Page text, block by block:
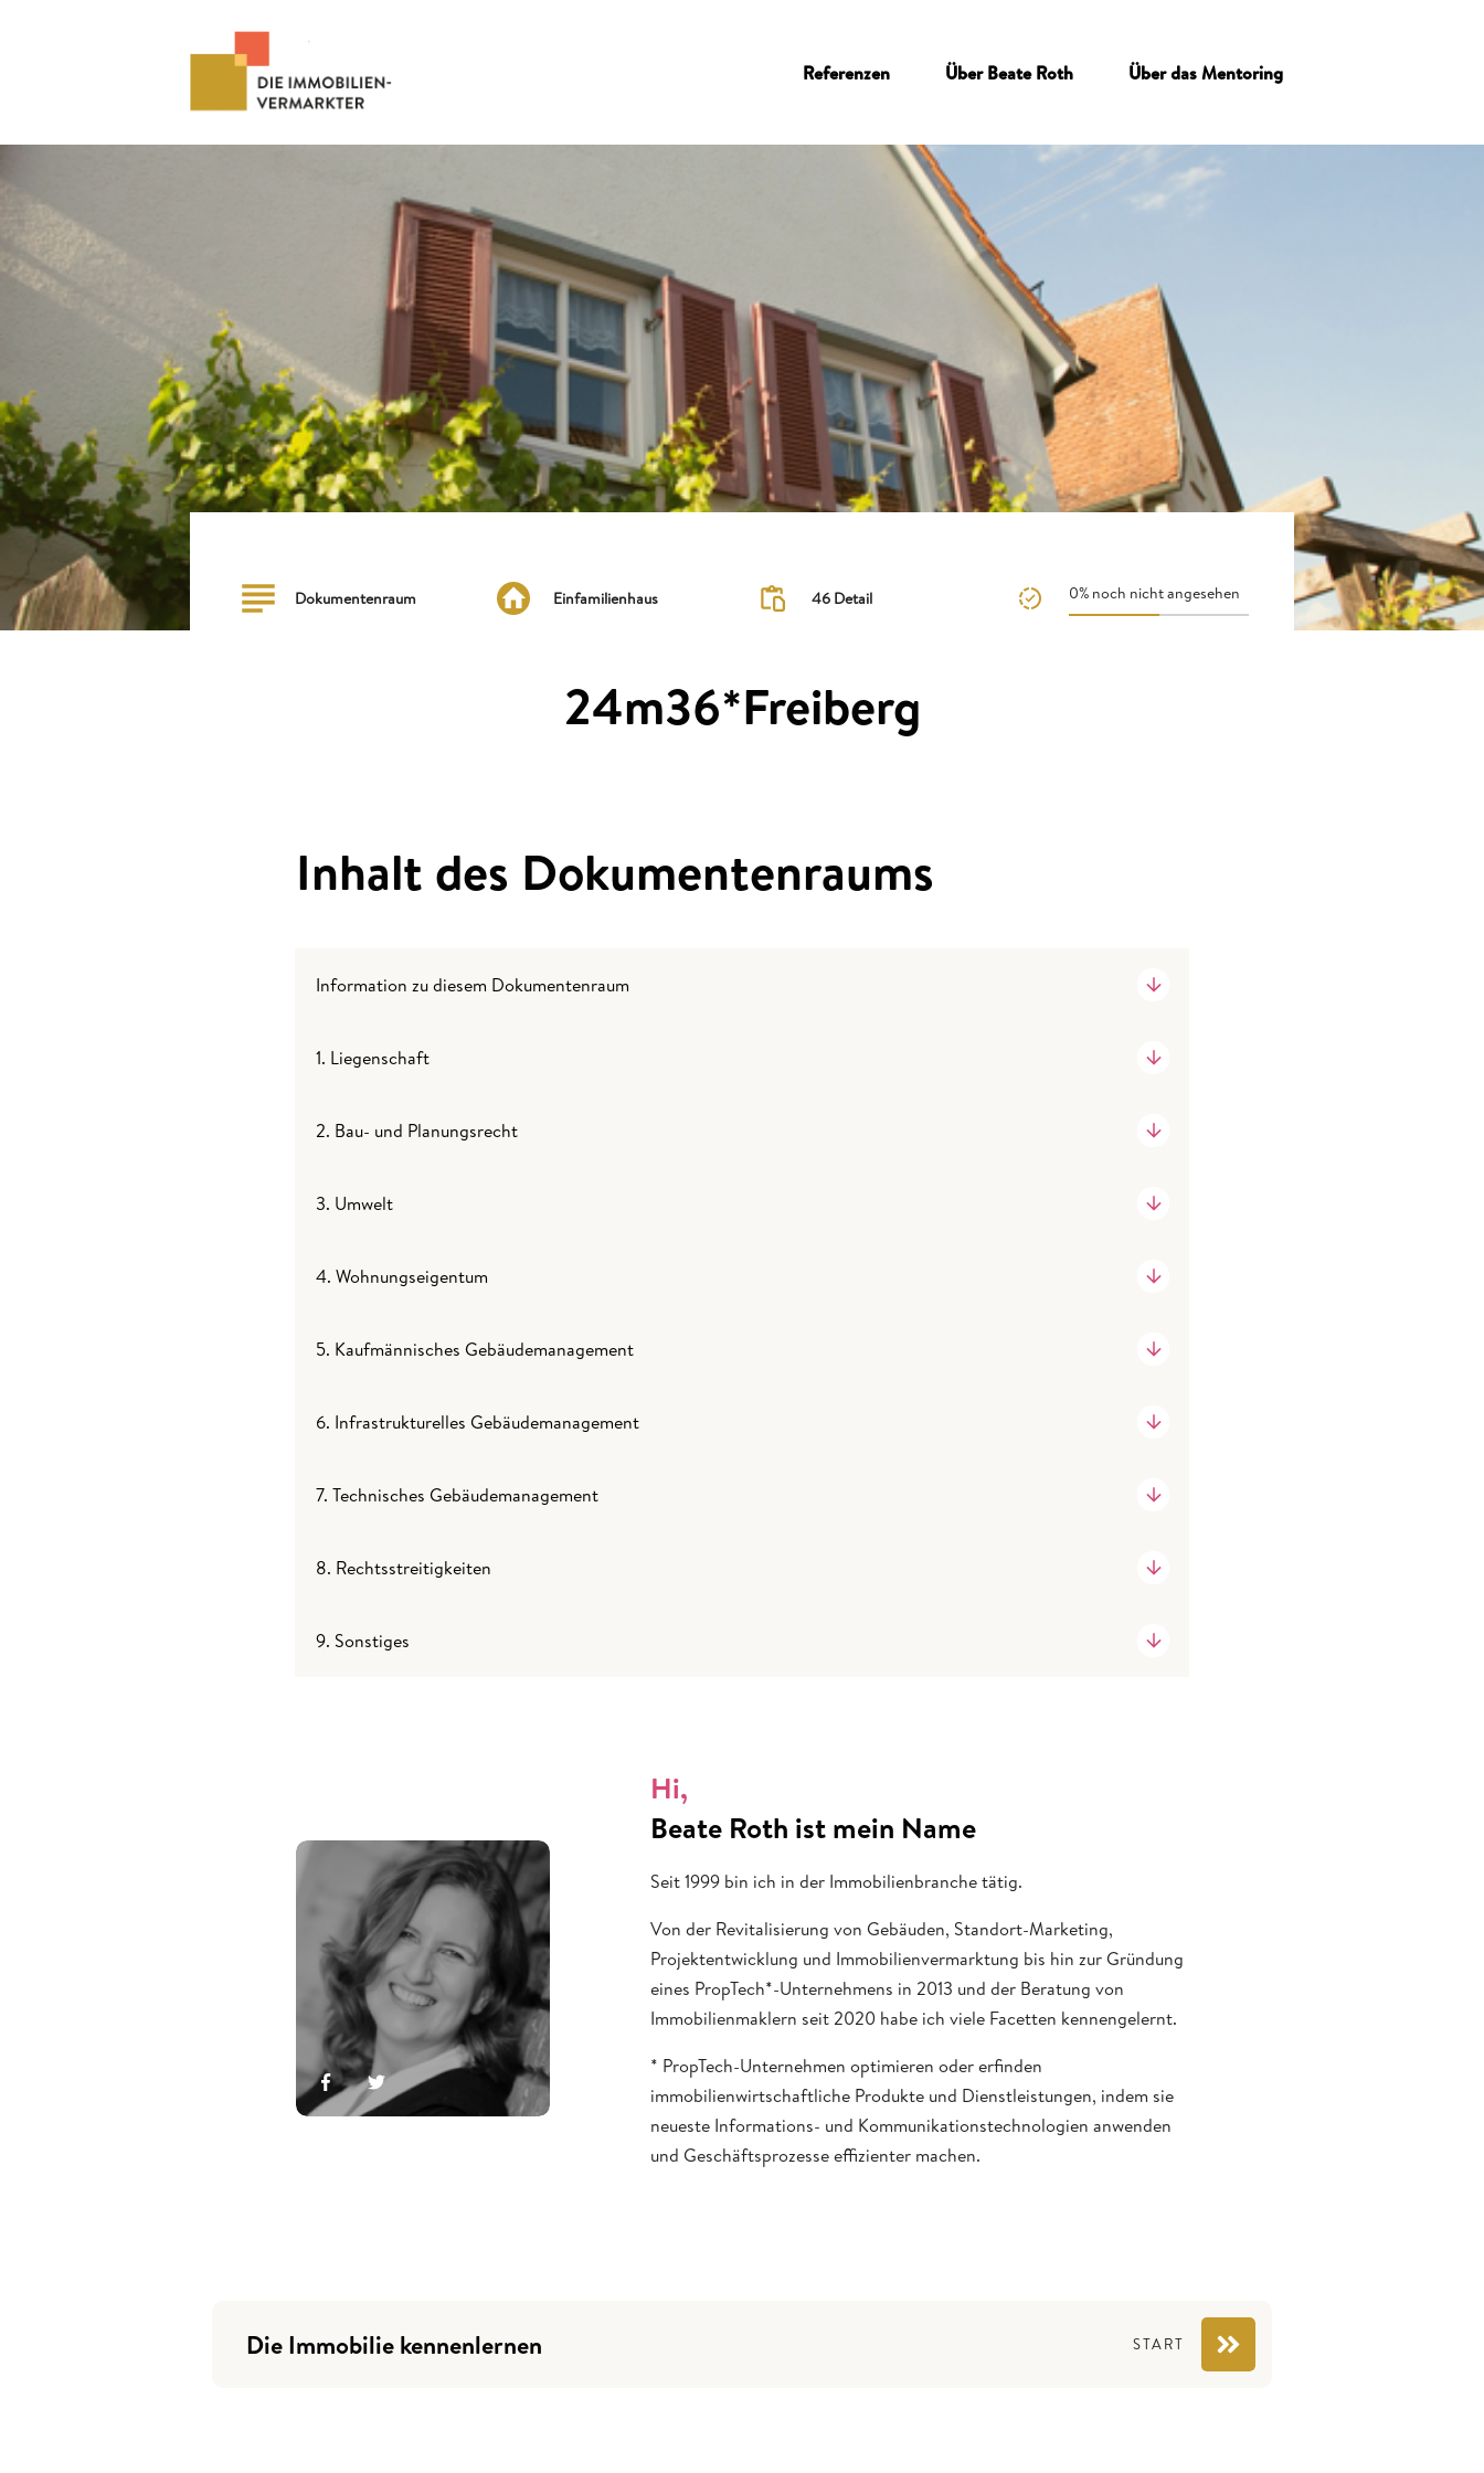
Referenzen Über Beate Roth Über das Mentoring
Dokumentenraum Einfamilienhaus 46 Detail 0% noch nicht angesehen
24m36*Freiberg
Inhalt des Dokumentenraums
Information zu diesem Dokumentenraum
1. Liegenschaft
2. Bau- und Planungsrecht
3. Umwelt
4. Wohnungseigentum
5. Kaufmännisches Gebäudemanagement
6. Infrastrukturelles Gebäudemanagement
7. Technisches Gebäudemanagement
8. Rechtsstreitigkeiten
9. Sonstiges
Hi,
Beate Roth ist mein Name
Seit 1999 bin ich in der Immobilienbranche tätig.
Von der Revitalisierung von Gebäuden, Standort-Marketing,
Projektentwicklung und Immobilienvermarktung bis hin zur Gründung
eines PropTech*-Unternehmens in 2013 und der Beratung von
Immobilienmaklern seit 2020 habe ich viele Facetten kennengelernt.
* PropTech-Unternehmen optimieren oder erfinden
immobilienwirtschaftliche Produkte und Dienstleistungen, indem sie
neueste Informations- und Kommunikationstechnologien anwenden
und Geschäftsprozesse effizienter machen.
Die Immobilie kennenlernen START